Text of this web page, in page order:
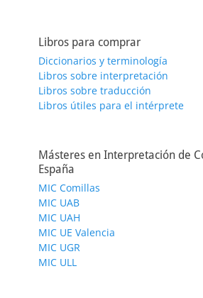
Libros para comprar
Diccionarios y terminología
Libros sobre interpretación
Libros sobre traducción
Libros útiles para el intérprete
Másteres en Interpretación de
España
MIC Comillas
MIC UAB
MIC UAH
MIC UE Valencia
MIC UGR
MIC ULL